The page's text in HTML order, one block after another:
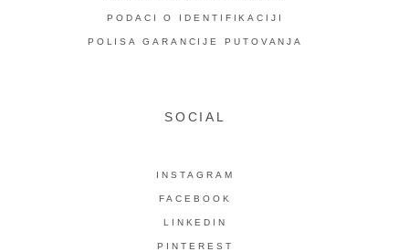
PODACI O IDENTIFIKACIJI
POLISA GARANCIJE PUTOVANJA
SOCIAL
INSTAGRAM
FACEBOOK
LINKEDIN
PINTEREST